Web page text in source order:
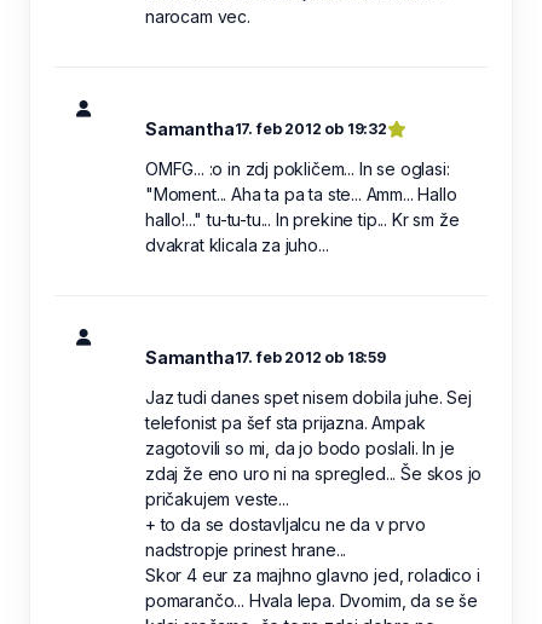
narocam vec.
Samantha17. feb 2012 ob 19:32
OMFG... :o in zdj pokličem... In se oglasi:
"Moment... Aha ta pa ta ste... Amm... Hallo
hallo!..." tu-tu-tu... In prekine tip... Kr sm že
dvakrat klicala za juho...
Samantha17. feb 2012 ob 18:59
Jaz tudi danes spet nisem dobila juhe. Sej
telefonist pa šef sta prijazna. Ampak
zagotovili so mi, da jo bodo poslali. In je
zdaj že eno uro ni na spregled... Še skos jo
pričakujem veste...
+ to da se dostavljalcu ne da v prvo
nadstropje prinest hrane...
Skor 4 eur za majhno glavno jed, roladico i
pomarančo... Hvala lepa. Dvomim, da se še